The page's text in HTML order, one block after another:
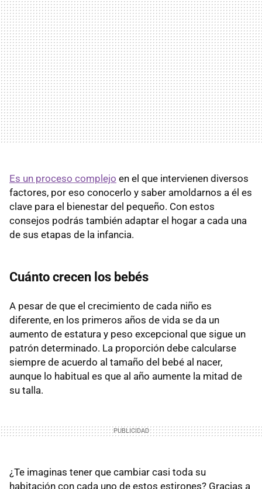
Es un proceso complejo en el que intervienen diversos
factores, por eso conocerlo y saber amoldarnos a él es
clave para el bienestar del pequeño. Con estos
consejos podrás también adaptar el hogar a cada una
de sus etapas de la infancia.
Cuánto crecen los bebés
A pesar de que el crecimiento de cada niño es
diferente, en los primeros años de vida se da un
aumento de estatura y peso excepcional que sigue un
patrón determinado. La proporción debe calcularse
siempre de acuerdo al tamaño del bebé al nacer,
aunque lo habitual es que al año aumente la mitad de
su talla.
¿Te imaginas tener que cambiar casi toda su
habitación con cada uno de estos estirones? Gracias a